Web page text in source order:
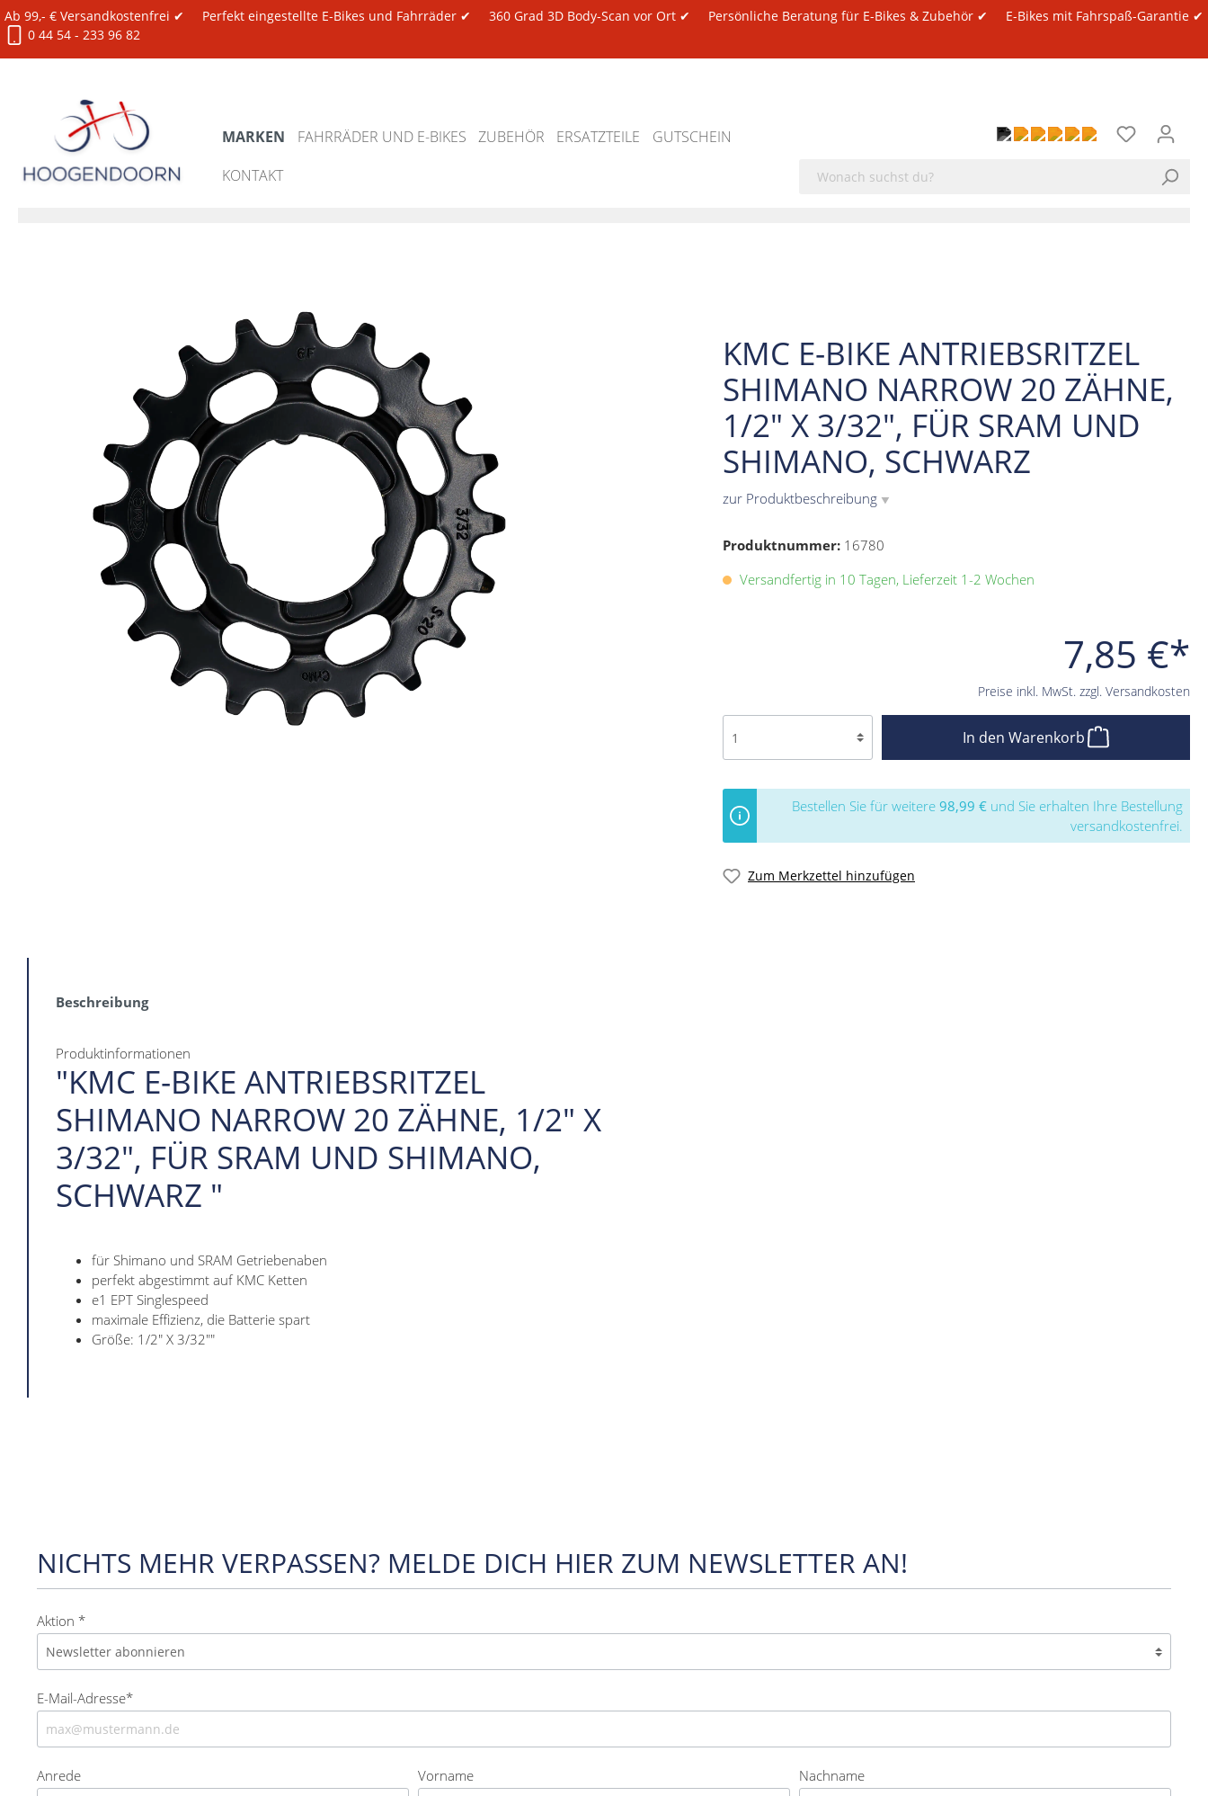
Ab 99,- € Versandkostenfrei ✔ Perfekt eingestellte E-Bikes und Fahrräder ✔ 360 Grad 3D Body-Scan vor Ort ✔ Persönliche Beratung für E-Bikes & Zubehör ✔
E-Bikes mit Fahrspaß-Garantie ✔
0 44 54 - 233 96 82
MARKEN FAHRRÄDER UND E-BIKES ZUBEHÖR ERSATZTEILE
GUTSCHEIN
KONTAKT
KMC E-BIKE ANTRIEBSRITZEL
SHIMANO NARROW 20 ZÄHNE,
1/2" X 3/32", FÜR SRAM UND
SHIMANO, SCHWARZ
zur Produktbeschreibung ▼
Produktnummer: 16780
7,85 €*
Preise inkl. MwSt. zzgl. Versandkosten
Versandfertig in 10 Tagen, Lieferzeit 1-2 Wochen
In den Warenkorb
Bestellen Sie für weitere 98,99 € und Sie erhalten Ihre Bestellung
versandkostenfrei.
Zum Merkzettel hinzufügen
Beschreibung
Produktinformationen
"KMC E-BIKE ANTRIEBSRITZEL
SHIMANO NARROW 20 ZÄHNE, 1/2" X
3/32", FÜR SRAM UND SHIMANO,
SCHWARZ "
für Shimano und SRAM Getriebenaben
perfekt abgestimmt auf KMC Ketten
e1 EPT Singlespeed
maximale Effizienz, die Batterie spart
Größe: 1/2" X 3/32""
NICHTS MEHR VERPASSEN? MELDE DICH HIER ZUM NEWSLETTER AN!
Aktion *
E-Mail-Adresse*
Anrede Vorname Nachname